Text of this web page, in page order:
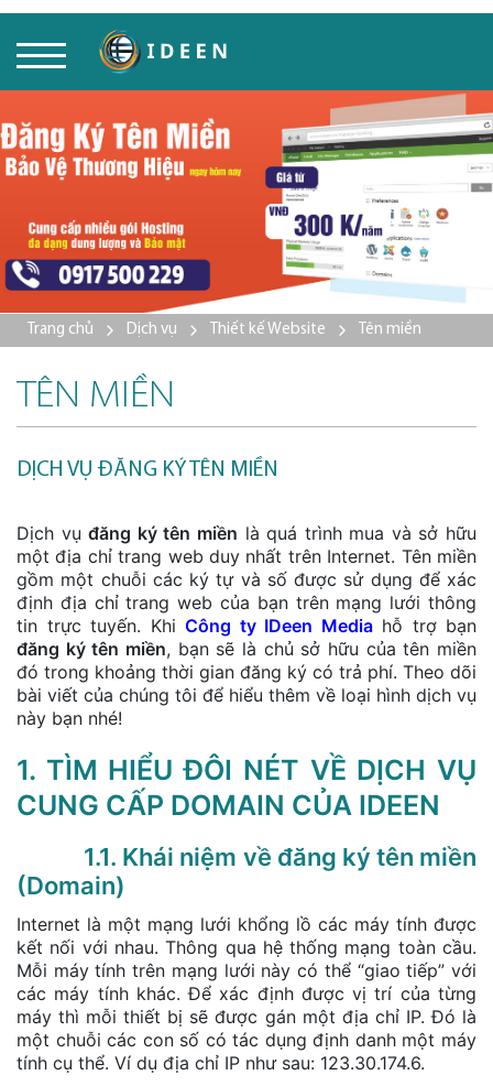
Trang chủ Dịch vụ Thiết kế Website Tên miền
TÊN MIỀN
DỊCH VỤ ĐĂNG KÝ TÊN MIỀN
Dịch vụđăng ký tên miền là quá trình mua và sở hữu
một địa chỉ trang web duy nhất trên Internet. Tên miền
gồm một chuỗi các ký tự và số được sử dụng để xác
định địa chỉ trang web của bạn trên mạng lưới thông
tin trực tuyến. Khi Công ty IDeen Mediahỗ trợ bạn
đăng ký tên miền, bạn sẽ là chủ sở hữu của tên miền
đó trong khoảng thời gian đăng ký có trả phí. Theo dõi
bài viết của chúng tôi để hiểu thêm về loại hình dịch vụ
này bạn nhé!
1. TÌM HIỂU ĐÔI NÉT VỀ DỊCH VỤ
CUNG CẤP DOMAIN CỦA IDEEN
1.1. Khái niệm về đăng ký tên miền
(Domain)
Internet là một mạng lưới khổng lồ các máy tính được
kết nối với nhau. Thông qua hệ thống mạng toàn cầu.
Mỗi máy tính trên mạng lưới này có thể “giao tiếp” với
các máy tính khác. Để xác định được vị trí của từng
máy thì mỗi thiết bị sẽ được gán một địa chỉ IP. Đó là
một chuỗi các con số có tác dụng định danh một máy
tính cụ thể. Ví dụ địa chỉ IP như sau: 123.30.174.6.